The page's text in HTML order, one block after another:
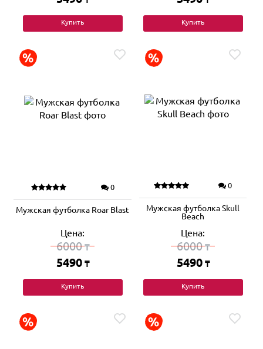
Купить Купить
0
Мужская футболка Roar Blast
Цена:
6000₸
5490 ₸
Купить
0
Мужская футболка Skull
Beach
Цена:
6000₸
5490 ₸
Купить